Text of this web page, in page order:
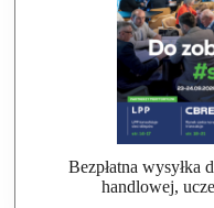
Bezpłatna wysyłka
handlowej,